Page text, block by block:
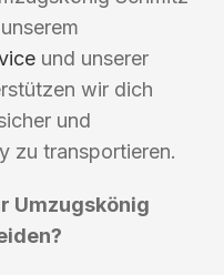
und unserer
wir dich
und
zu transportieren.
Umzugskönig